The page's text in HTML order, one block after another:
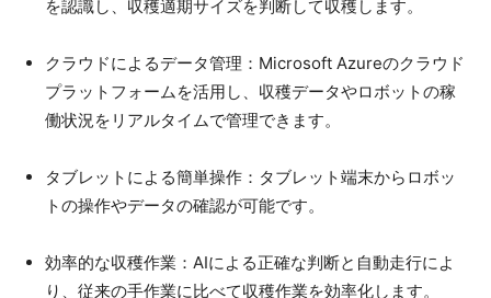
を認識し、収穫適期サイズを判断して収穫します。
クラウドによるデータ管理：Microsoft Azureのクラウド
プラットフォームを活用し、収穫データやロボットの稼
働状況をリアルタイムで管理できます。
タブレットによる簡単操作：タブレット端末からロボッ
トの操作やデータの確認が可能です。
効率的な収穫作業：AIによる正確な判断と自動走行によ
り、従来の手作業に比べて収穫作業を効率化します。